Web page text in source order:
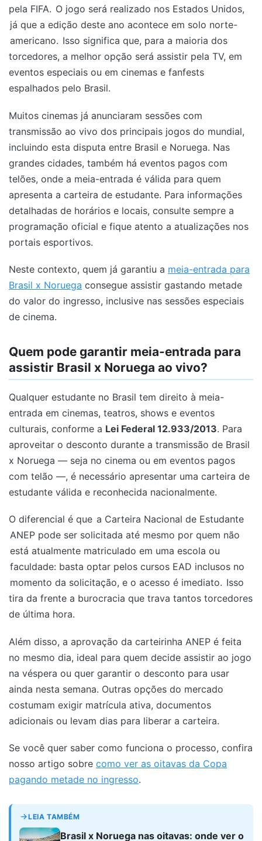
pela FIFA. O jogo será realizado nos Estados Unidos,
já que a edição deste ano acontece em solo norte-
americano. Isso significa que, para a maioria dos
torcedores, a melhor opção será assistir pela TV, em
eventos especiais ou em cinemas e fanfests
espalhados pelo Brasil.
Muitos cinemas já anunciaram sessões com
transmissão ao vivo dos principais jogos do mundial,
incluindo esta disputa entre Brasil e Noruega. Nas
grandes cidades, também há eventos pagos com
telões, onde a meia-entrada é válida para quem
apresenta a carteira de estudante. Para informações
detalhadas de horários e locais, consulte sempre a
programação oficial e fique atento a atualizações nos
portais esportivos.
Neste contexto, quem já garantiu a meia-entrada para
Brasil x Noruega consegue assistir gastando metade
do valor do ingresso, inclusive nas sessões especiais
de cinema.
Quem pode garantir meia-entrada para
assistir Brasil x Noruega ao vivo?
Qualquer estudante no Brasil tem direito à meia-
entrada em cinemas, teatros, shows e eventos
culturais, conforme a Lei Federal 12.933/2013. Para
aproveitar o desconto durante a transmissão de Brasil
x Noruega — seja no cinema ou em eventos pagos
com telão —, é necessário apresentar uma carteira de
estudante válida e reconhecida nacionalmente.
O diferencial é que a Carteira Nacional de Estudante
ANEP pode ser solicitada até mesmo por quem não
está atualmente matriculado em uma escola ou
faculdade: basta optar pelos cursos EAD inclusos no
momento da solicitação, e o acesso é imediato. Isso
tira da frente a burocracia que trava tantos torcedores
de última hora.
Além disso, a aprovação da carteirinha ANEP é feita
no mesmo dia, ideal para quem decide assistir ao jogo
na véspera ou quer garantir o desconto para usar
ainda nesta semana. Outras opções do mercado
costumam exigir matrícula ativa, documentos
adicionais ou levam dias para liberar a carteira.
Se você quer saber como funciona o processo, confira
nosso artigo sobre como ver as oitavas da Copa
pagando metade no ingresso.
LEIA TAMBÉM
Brasil x Noruega nas oitavas: onde ver o